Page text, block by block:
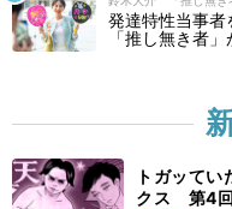
発達特性当事者
「推し無き者
トガッて
クス 第4回